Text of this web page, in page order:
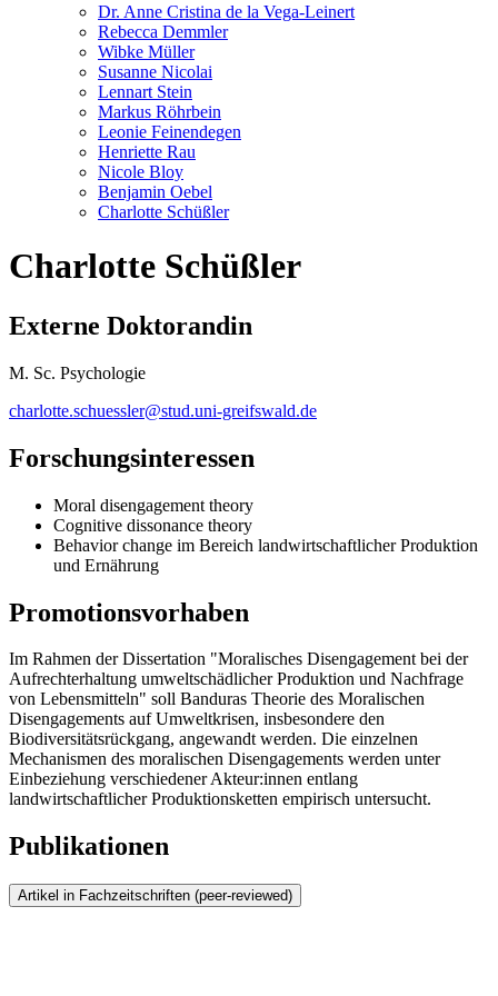
Dr. Anne Cristina de la Vega-Leinert
Rebecca Demmler
Wibke Müller
Susanne Nicolai
Lennart Stein
Markus Röhrbein
Leonie Feinendegen
Henriette Rau
Nicole Bloy
Benjamin Oebel
Charlotte Schüßler
Charlotte Schüßler
Externe Doktorandin
M. Sc. Psychologie
charlotte.schuessler@stud.uni-greifswald.de
Forschungsinteressen
Moral disengagement theory
Cognitive dissonance theory
Behavior change im Bereich landwirtschaftlicher Produktion
und Ernährung
Promotionsvorhaben
Im Rahmen der Dissertation "Moralisches Disengagement bei der
Aufrechterhaltung umweltschädlicher Produktion und Nachfrage
von Lebensmitteln" soll Banduras Theorie des Moralischen
Disengagements auf Umweltkrisen, insbesondere den
Biodiversitätsrückgang, angewandt werden. Die einzelnen
Mechanismen des moralischen Disengagements werden unter
Einbeziehung verschiedener Akteur:innen entlang
landwirtschaftlicher Produktionsketten empirisch untersucht.
Publikationen
Artikel in Fachzeitschriften (peer-reviewed)